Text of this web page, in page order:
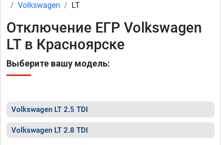
Volkswagen
LT
Отключение ЕГР Volkswagen
LT в Красноярске
Выберите вашу модель:
Volkswagen LT 2.5 TDI
Volkswagen LT 2.8 TDI